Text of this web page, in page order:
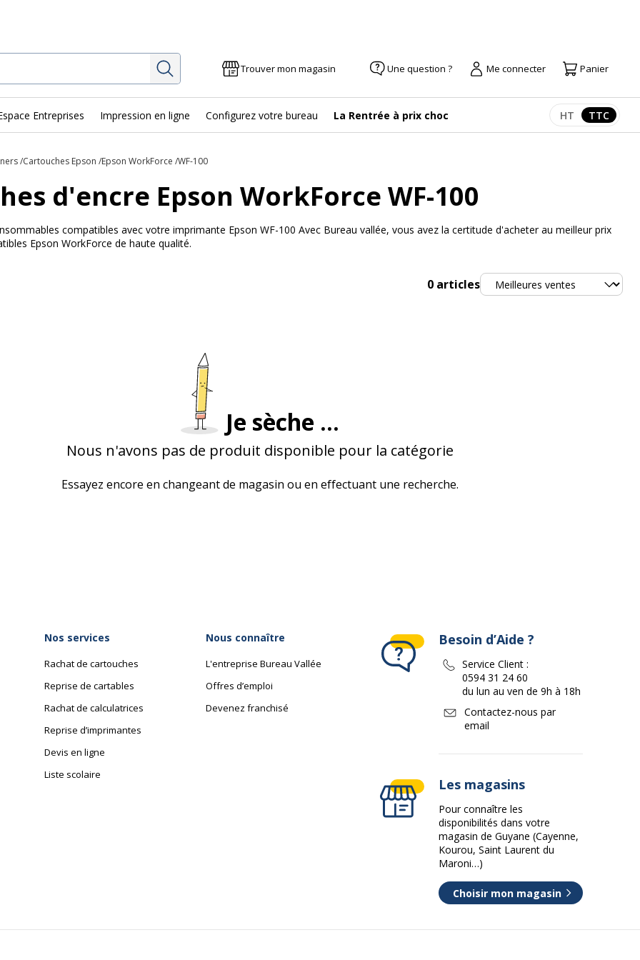
Rechercher Trouver mon magasin Une question ? Me connecter Panier
Entreprises Impression en ligne Configurez votre bureau La Rentrée à prix choc Afficher les
HT TTC
Cartouches Epson Epson WorkForce WF-100
d'encre Epson WorkForce WF-100
compatibles avec votre imprimante Epson WF-100 Avec Bureau vallée, vous avez la certitude d'acheter au meilleur prix
Epson WorkForce de haute qualité.
0 articlesTrier
Je sèche ...
Nous n'avons pas de produit disponible pour la catégorie
Essayez encore en changeant de magasin ou en effectuant une recherche.
Nos services
Rachat de cartouches
Reprise de cartables
Rachat de calculatrices
Reprise d’imprimantes
Devis en ligne
Liste scolaire
Nous connaître
L'entreprise Bureau Vallée
Offres d’emploi
Devenez franchisé
Besoin d’Aide ?
Service Client :
0594 31 24 60
du lun au ven de 9h à 18h
Contactez-nous par
email
Les magasins
Pour connaître les
disponibilités dans votre
magasin de Guyane (Cayenne,
Kourou, Saint Laurent du
Maroni…)
Choisir mon magasin